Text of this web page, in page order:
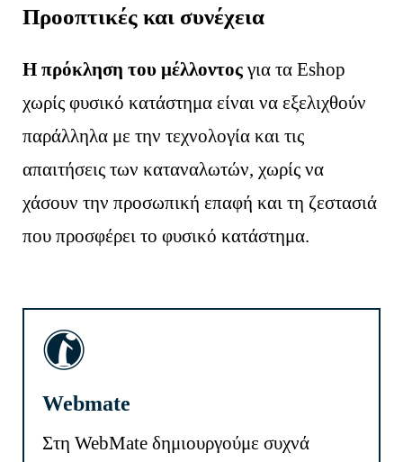
Προοπτικές και συνέχεια
Η πρόκληση του μέλλοντος για τα Eshop
χωρίς φυσικό κατάστημα είναι να εξελιχθούν
παράλληλα με την τεχνολογία και τις
απαιτήσεις των καταναλωτών, χωρίς να
χάσουν την προσωπική επαφή και τη ζεστασιά
που προσφέρει το φυσικό κατάστημα.
Webmate
Στη WebMate δημιουργούμε συχνά